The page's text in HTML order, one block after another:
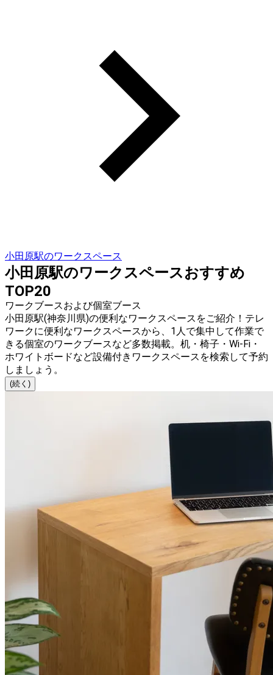
小田原駅のワークスペース
小田原駅のワークスペースおすすめ
TOP20
ワークブースおよび個室ブース
小田原駅(神奈川県)の便利なワークスペースをご紹介！テレ
ワークに便利なワークスペースから、1人で集中して作業で
きる個室のワークブースなど多数掲載。机・椅子・Wi-Fi・
ホワイトボードなど設備付きワークスペースを検索して予約
しましょう。
(続く)